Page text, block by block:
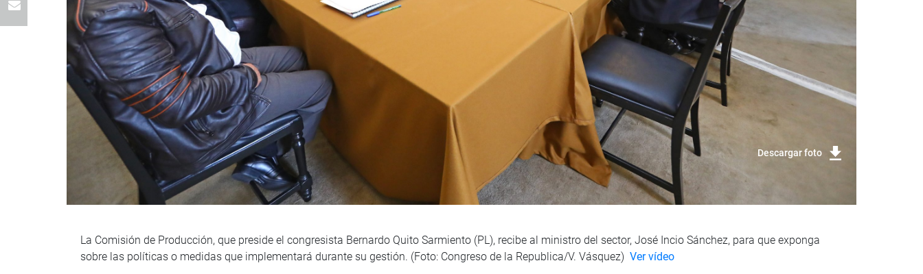
Descargar foto
La Comisión de Producción, que preside el congresista Bernardo Quito Sarmiento (PL), recibe al ministro del sector, José Incio Sánchez, para que exponga
sobre las políticas o medidas que implementará durante su gestión. (Foto: Congreso de la Republica/V. Vásquez) Ver vídeo